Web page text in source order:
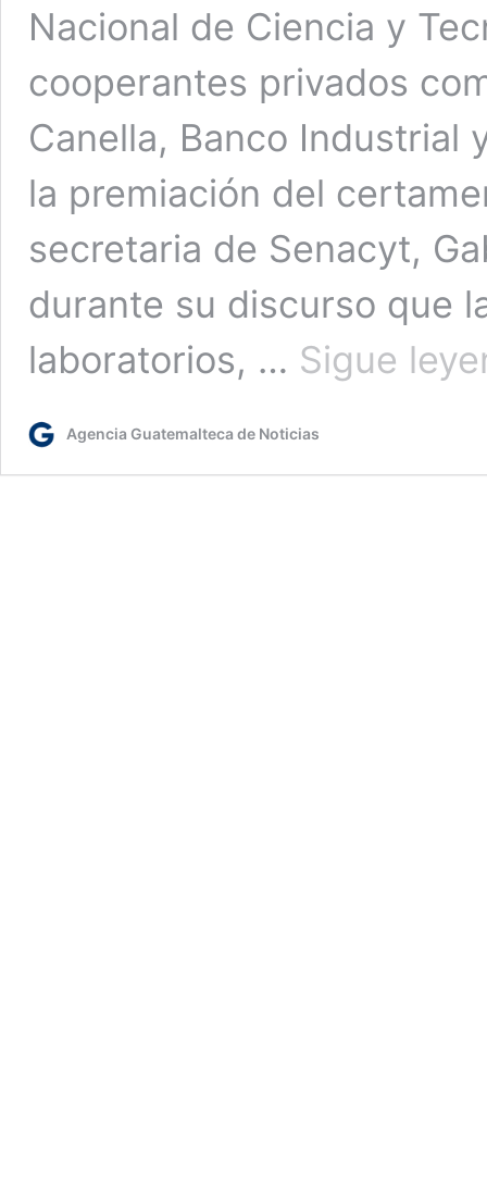
Nacional de Ciencia y
cooperantes privados
Canella, Banco Industrial
la premiación del
secretaria de Senacyt,
durante su discurso que
laboratorios, … Sigue
Agencia Guatemalteca de Noticias